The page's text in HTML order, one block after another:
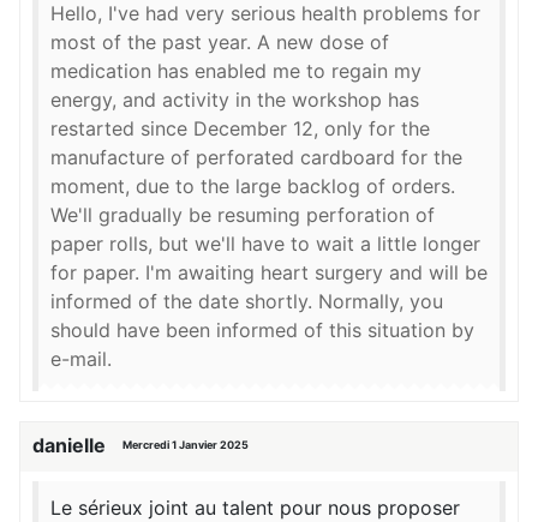
Hello, I've had very serious health problems for
most of the past year. A new dose of
medication has enabled me to regain my
energy, and activity in the workshop has
restarted since December 12, only for the
manufacture of perforated cardboard for the
moment, due to the large backlog of orders.
We'll gradually be resuming perforation of
paper rolls, but we'll have to wait a little longer
for paper. I'm awaiting heart surgery and will be
informed of the date shortly. Normally, you
should have been informed of this situation by
e-mail.
danielle Mercredi 1 Janvier 2025
Le sérieux joint au talent pour nous proposer